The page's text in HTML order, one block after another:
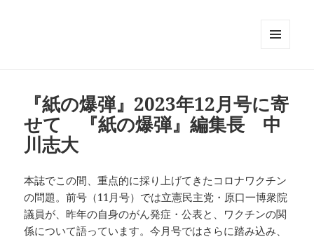
ット
『紙の爆弾』2023年12月号に寄
せて 『紙の爆弾』編集長 中
川志大
本誌でこの間、重点的に採り上げてきたコロナワクチン
の問題。前号（11月号）では立憲民主党・原口一博衆院
議員が、昨年の自身のがん発症・公表と、ワクチンの関
係について語っています。今月号ではさらに踏み込み、